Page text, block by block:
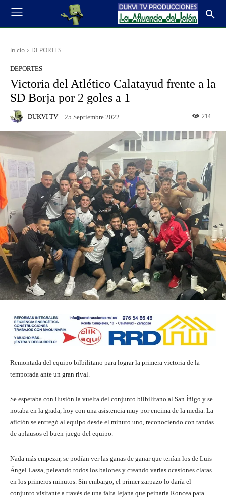
Inicio DEPORTES
DEPORTES
Victoria del Atlético Calatayud frente a la
SD Borja por 2 goles a 1
DUKVI TV 25 Septiembre 2022 214
Remontada del equipo bilbilitano para lograr la primera victoria de la
temporada ante un gran rival.
Se esperaba con ilusión la vuelta del conjunto bilbilitano al San Íñigo y se
notaba en la grada, hoy con una asistencia muy por encima de la media. La
afición se entregó al equipo desde el minuto uno, reconociendo con tandas
de aplausos el buen juego del equipo.
Nada más empezar, se podían ver las ganas de ganar que tenían los de Luis
Ángel Lassa, peleando todos los balones y creando varias ocasiones claras
en los primeros minutos. Sin embargo, el primer zarpazo lo daría el
conjunto visitante a través de una falta lejana que peinaría Roncea para